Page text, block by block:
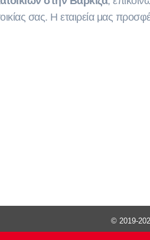
σας. Η εταιρεία μας
© 2019-